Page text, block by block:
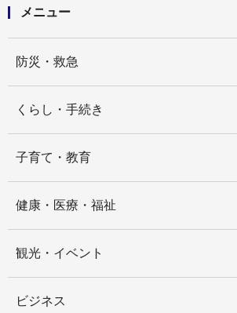
メニュー
防災・救急
くらし・手続き
子育て・教育
健康・医療・福祉
観光・イベント
ビジネス